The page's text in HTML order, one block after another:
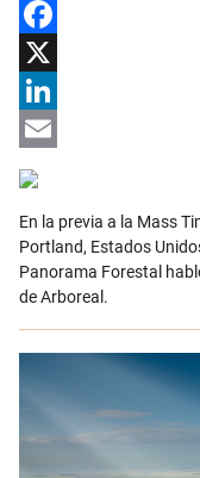
Facebook
X
LinkedIn
Email
En la previa a la Mass
Portland, Estados
Panorama Forestal
de Arboreal.